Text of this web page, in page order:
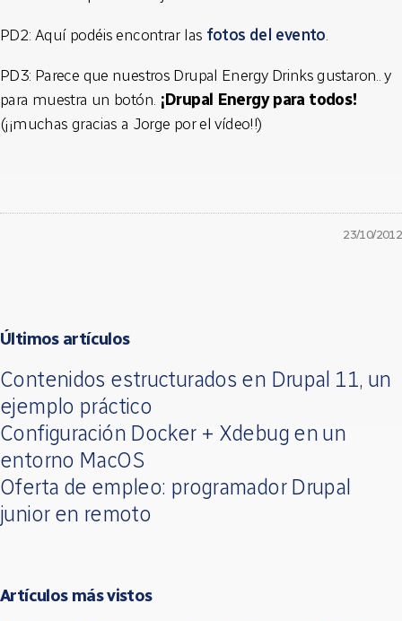
PD2: Aquí podéis encontrar las fotos del evento.
PD3: Parece que nuestros Drupal Energy Drinks gustaron.. y
para muestra un botón. ¡Drupal Energy para todos!
(¡¡muchas gracias a Jorge por el vídeo!!)
23/10/2012
Últimos artículos
Contenidos estructurados en Drupal 11, un
ejemplo práctico
Configuración Docker + Xdebug en un
entorno MacOS
Oferta de empleo: programador Drupal
junior en remoto
Artículos más vistos